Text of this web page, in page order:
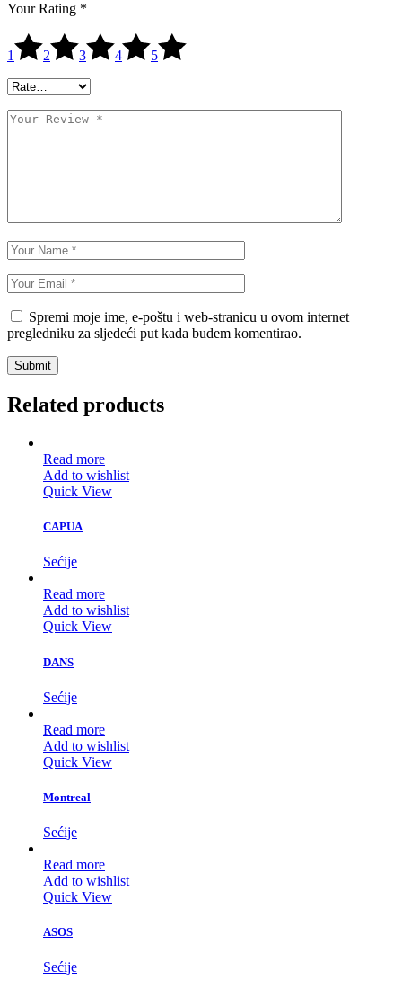
Your Rating *
1 2 3 4 5
Spremi moje ime, e-poštu i web-stranicu u ovom internet
pregledniku za sljedeći put kada budem komentirao.
Submit
Related products
Read more
Add to wishlist
Quick View
CAPUA
Sećije
Read more
Add to wishlist
Quick View
DANS
Sećije
Read more
Add to wishlist
Quick View
Montreal
Sećije
Read more
Add to wishlist
Quick View
ASOS
Sećije